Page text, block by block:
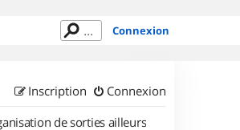
Connexion
Connexion
Inscription
de sorties ailleurs